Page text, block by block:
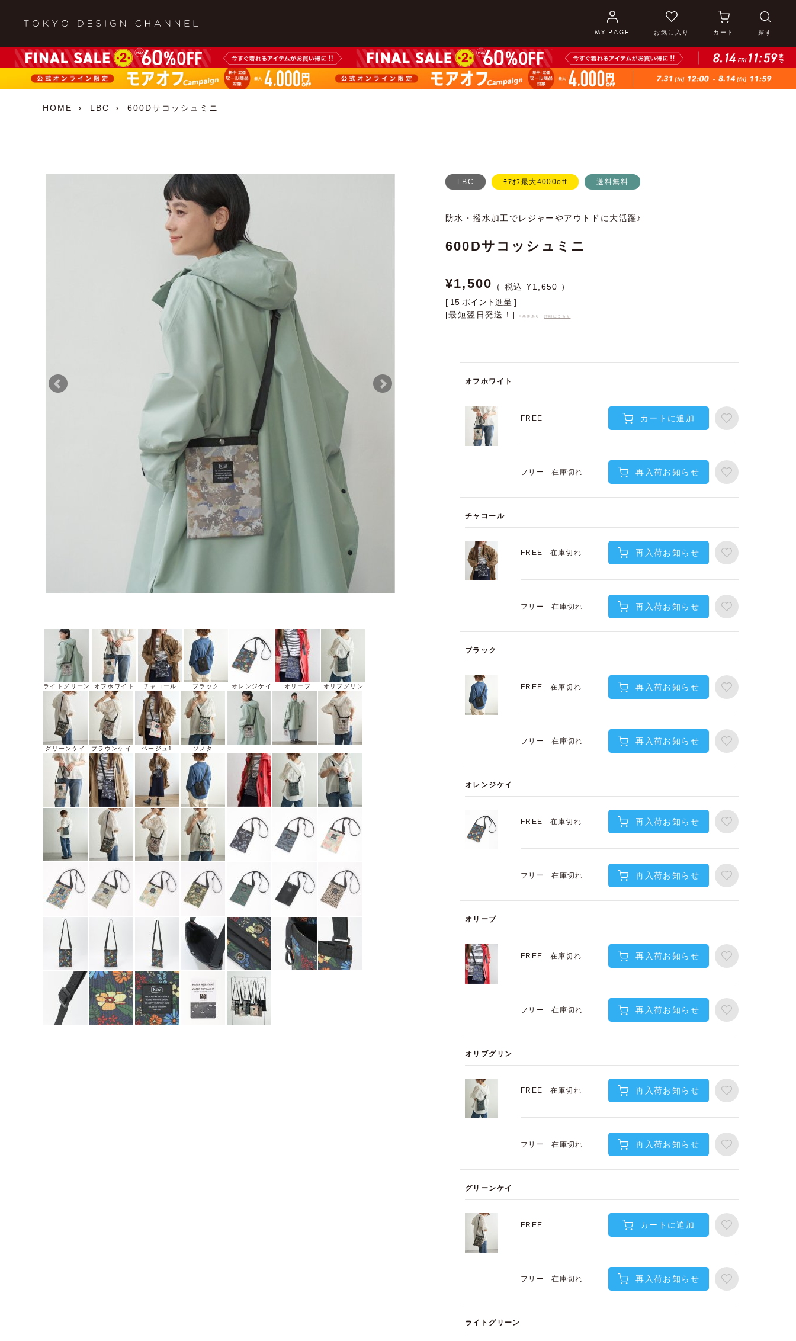
MY PAGE お気に入り カート 探す
HOME LBC 600Dサコッシュミニ
ライトグリーン オフホワイト チャコール ブラック オレンジケイ オリーブ オリブグリン
グリーンケイ ブラウンケイ ベージュ1 ソノタ
LBC ﾓｱｵﾌ最大4000off 送料無料
防水・撥水加工でレジャーやアウトドに大活躍♪
600Dサコッシュミニ
¥1,500 ¥1,650
[ 15 ポイント進呈 ]
[最短翌日発送！]
※条件あり、 詳細はこちら
オフホワイト
FREE カートに追加
フリー 在庫切れ 再入荷お知らせ
チャコール
FREE 在庫切れ 再入荷お知らせ
フリー 在庫切れ 再入荷お知らせ
ブラック
FREE 在庫切れ 再入荷お知らせ
フリー 在庫切れ 再入荷お知らせ
オレンジケイ
FREE 在庫切れ 再入荷お知らせ
フリー 在庫切れ 再入荷お知らせ
オリーブ
FREE 在庫切れ 再入荷お知らせ
フリー 在庫切れ 再入荷お知らせ
オリブグリン
FREE 在庫切れ 再入荷お知らせ
フリー 在庫切れ 再入荷お知らせ
グリーンケイ
FREE カートに追加
フリー 在庫切れ 再入荷お知らせ
ライトグリーン